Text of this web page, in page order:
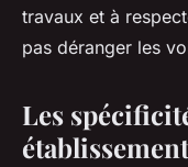
travaux et à
pas déranger les
Les